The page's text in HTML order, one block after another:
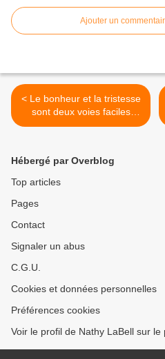
Ajouter un
< Le bonheur et la tristesse
sont deux voies faciles
d'accès
Hébergé par Overblog
Top articles
Pages
Contact
Signaler un abus
C.G.U.
Cookies et données personnelles
Préférences cookies
Voir le profil de Nathy LaBell sur le